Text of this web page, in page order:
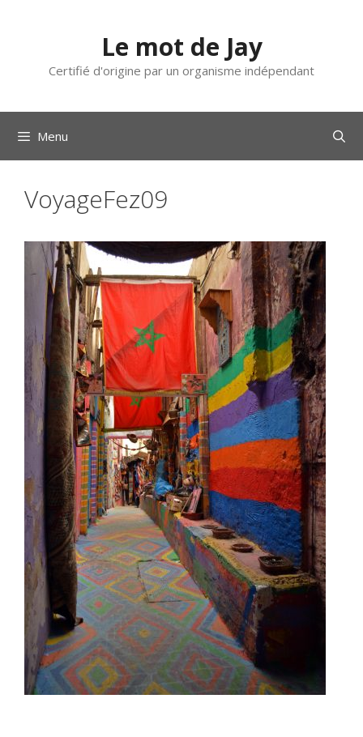
Le mot de Jay
Certifié d'origine par un organisme indépendant
Menu
VoyageFez09